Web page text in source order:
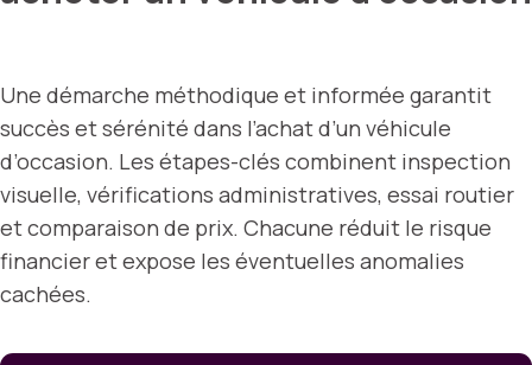
Une démarche méthodique et informée garantit
succès et sérénité dans l’achat d’un véhicule
d’occasion. Les étapes-clés combinent inspection
visuelle, vérifications administratives, essai routier
et comparaison de prix. Chacune réduit le risque
financier et expose les éventuelles anomalies
cachées.